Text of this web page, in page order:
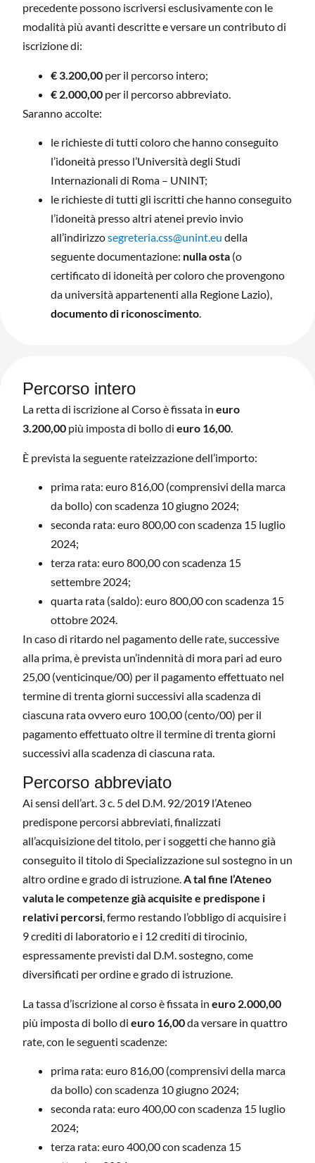
precedente possono iscriversi esclusivamente con le
modalità più avanti descritte e versare un contributo di
iscrizione di:
€ 3.200,00 per il percorso intero;
€ 2.000,00 per il percorso abbreviato.
Saranno accolte:
le richieste di tutti coloro che hanno conseguito
l’idoneità presso l’Università degli Studi
Internazionali di Roma – UNINT;
le richieste di tutti gli iscritti che hanno conseguito
l’idoneità presso altri atenei previo invio
all’indirizzosegreteria.css@unint.eu della
seguente documentazione: nulla osta (o
certificato di idoneità per coloro che provengono
da università appartenenti alla Regione Lazio),
documento di riconoscimento.
Percorso intero
La retta di iscrizione al Corso è fissata in euro
3.200,00 più imposta di bollo di euro 16,00.
È prevista la seguente rateizzazione dell’importo:
prima rata: euro 816,00 (comprensivi della marca
da bollo) con scadenza 10 giugno 2024;
seconda rata: euro 800,00 con scadenza 15 luglio
2024;
terza rata: euro 800,00 con scadenza 15
settembre 2024;
quarta rata (saldo): euro 800,00 con scadenza 15
ottobre 2024.
In caso di ritardo nel pagamento delle rate, successive
alla prima, è prevista un’indennità di mora pari ad euro
25,00 (venticinque/00) per il pagamento effettuato nel
termine di trenta giorni successivi alla scadenza di
ciascuna rata ovvero euro 100,00 (cento/00) per il
pagamento effettuato oltre il termine di trenta giorni
successivi alla scadenza di ciascuna rata.
Percorso abbreviato
Ai sensi dell’art. 3 c. 5 del D.M. 92/2019 l’Ateneo
predispone percorsi abbreviati, finalizzati
all’acquisizione del titolo, per i soggetti che hanno già
conseguito il titolo di Specializzazione sul sostegno in un
altro ordine e grado di istruzione.A tal fine l’Ateneo
valuta le competenze già acquisite e predispone i
relativi percorsi, fermo restando l’obbligo di acquisire i
9 crediti di laboratorio e i 12 crediti di tirocinio,
espressamente previsti dal D.M. sostegno, come
diversificati per ordine e grado di istruzione.
La tassa d’iscrizione al corso è fissata in euro 2.000,00
più imposta di bollo di euro 16,00da versare in quattro
rate, con le seguenti scadenze:
prima rata: euro 816,00 (comprensivi della marca
da bollo) con scadenza 10 giugno 2024;
seconda rata: euro 400,00 con scadenza 15 luglio
2024;
terza rata: euro 400,00 con scadenza 15